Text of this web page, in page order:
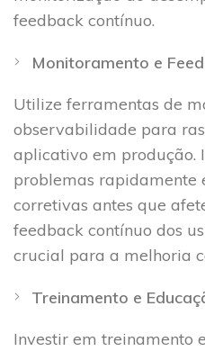
feedback contínuo.
Monitoramento e
Utilize ferramentas de
observabilidade para
aplicativo em produção.
problemas rapidamente
corretivas antes que
feedback contínuo dos
crucial para a melhoria
Treinamento e
Investir em treinamento